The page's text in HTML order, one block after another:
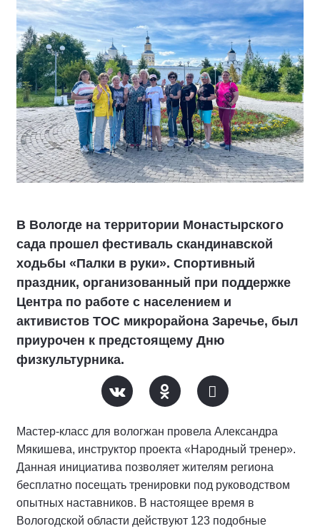
В Вологде на территории Монастырского
сада прошел фестиваль скандинавской
ходьбы «Палки в руки». Спортивный
праздник, организованный при поддержке
Центра по работе с населением и
активистов ТОС микрорайона Заречье, был
приурочен к предстоящему Дню
физкультурника.
Мастер-класс для вологжан провела Александра
Мякишева, инструктор проекта «Народный тренер».
Данная инициатива позволяет жителям региона
бесплатно посещать тренировки под руководством
опытных наставников. В настоящее время в
Вологодской области действуют 123 подобные